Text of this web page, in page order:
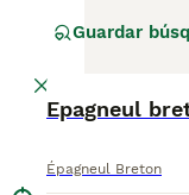
perros de
Lee nuestra
Guardar
Epagneul
Épagneul Breton